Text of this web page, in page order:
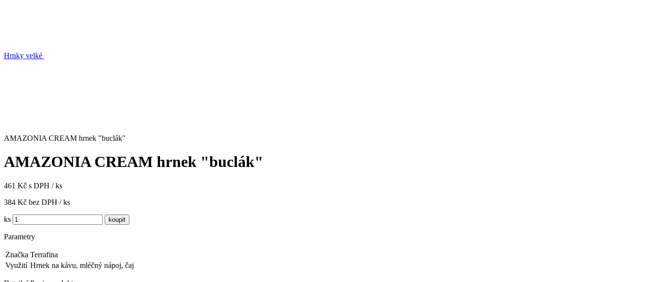
Hrnky velké
AMAZONIA CREAM hrnek "buclák"
AMAZONIA CREAM hrnek "buclák"
461 Kč s DPH / ks
384 Kč bez DPH / ks
ks
Parametry
Značka Terrafina
Využití Hrnek na kávu, mléčný nápoj, čaj